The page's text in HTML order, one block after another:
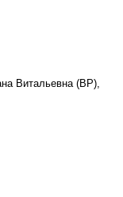
Витальевна (ВР),